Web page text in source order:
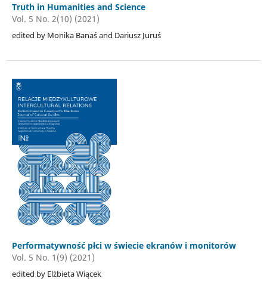
Truth in Humanities and Science
Vol. 5 No. 2(10) (2021)
edited by Monika Banaś and Dariusz Juruś
Performatywność płci w świecie ekranów i monitorów
Vol. 5 No. 1(9) (2021)
edited by Elżbieta Wiącek